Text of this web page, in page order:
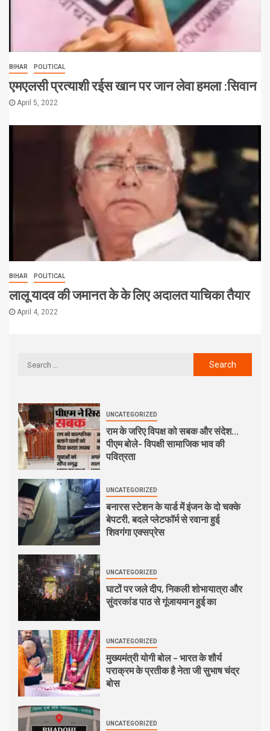
BIHAR POLITICAL
एमएलसी प्रत्याशी रईस खान पर जान लेवा हमला :सिवान
April 5, 2022
BIHAR POLITICAL
लालू यादव की जमानत के के लिए अदालत याचिका तैयार
April 4, 2022
UNCATEGORIZED
राम के जरिए विपक्ष को सबक और संदेश…
पीएम बोले- विपक्षी सामाजिक भाव की
पवित्रता
UNCATEGORIZED
बनारस स्टेशन के यार्ड में इंजन के दो चक्के
बेपटरी, बदले प्लेटफॉर्म से रवाना हुई
शिवगंगा एक्सप्रेस
UNCATEGORIZED
घाटों पर जले दीप, निकली शोभायात्रा और
सुंदरकांड पाठ से गूंजायमान हुई का
UNCATEGORIZED
मुख्यमंत्री योगी बोल – भारत के शौर्य
पराक्रम के प्रतीक है नेता जी सुभाष चंद्र
बोस
UNCATEGORIZED